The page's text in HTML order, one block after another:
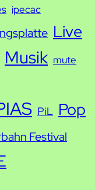
ipecac
Live
Musik mute
PiL Pop
Festival